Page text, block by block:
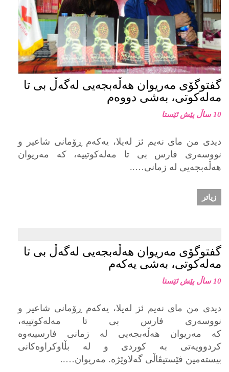
گفتوگۆی مەریوان هەڵەبجەیی لەگەڵ بی تا
مەلەکوتی، بەشی دووەم
10 ساڵ پێش ئێستا
دیدی من مای نەیم ئز لەیلا، یەکەم ڕۆمانی شاعیر و
نووسەری فارس بی تا مەلەکوتییە، کە مەریوان
هەڵەبجەیی لە زمانی…..
زیاتر
گفتوگۆی مەریوان هەڵەبجەیی لەگەڵ بی تا
مەلەکوتی، بەشی یەکەم
10 ساڵ پێش ئێستا
دیدی من مای نەیم ئز لەیلا، یەکەم ڕۆمانی شاعیر و
نووسەری فارس بی تا مەلەکوتییە،
کە مەریوان هەڵەبجەیی لە زمانی فارسییەوە
کردوویەتی بە کوردی و لە بڵاوکراوەکانی
بیستەمین فێستیڤاڵی گەلاوێژە. مەریوان…..